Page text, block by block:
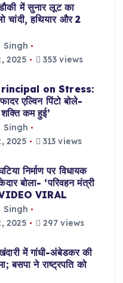
में सुनार लूट का
चांदी, हथियार और 2
Singh
2025
353 views
on Stress:
एल्विन पिंटो बोले-
कम हुई’
Singh
2025
313 views
निर्माण पर विधायक
बोला- ‘परिवहन मंत्री
VIDEO VIRAL
Singh
2025
297 views
में गांधी-अंबेडकर की
बसपा ने राष्ट्रपति को